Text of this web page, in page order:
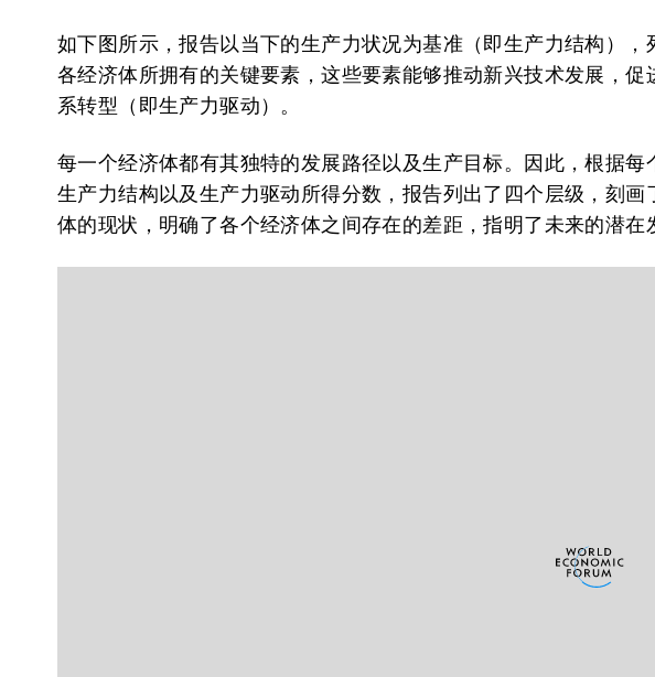
如下图所示，报告以当下的生产力状况为基准（即生产力结构），
各经济体所拥有的关键要素，这些要素能够推动新兴技术发展，促
系转型（即生产力驱动）。
每一个经济体都有其独特的发展路径以及生产目标。因此，根据每
生产力结构以及生产力驱动所得分数，报告列出了四个层级，刻画
体的现状，明确了各个经济体之间存在的差距，指明了未来的潜在